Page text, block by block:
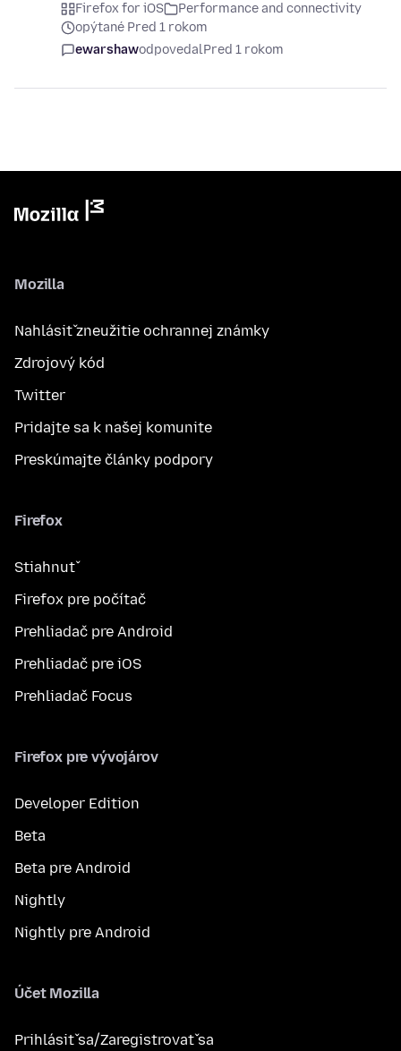
Firefox for iOS
Performance and connectivity
opýtané Pred 1 rokom
ewarshawodpovedalPred 1 rokom
Mozilla
Nahlásiť zneužitie ochrannej známky
Zdrojový kód
Twitter
Pridajte sa k našej komunite
Preskúmajte články podpory
Firefox
Stiahnuť
Firefox pre počítač
Prehliadač pre Android
Prehliadač pre iOS
Prehliadač Focus
Firefox pre vývojárov
Developer Edition
Beta
Beta pre Android
Nightly
Nightly pre Android
Účet Mozilla
Prihlásiť sa/Zaregistrovať sa